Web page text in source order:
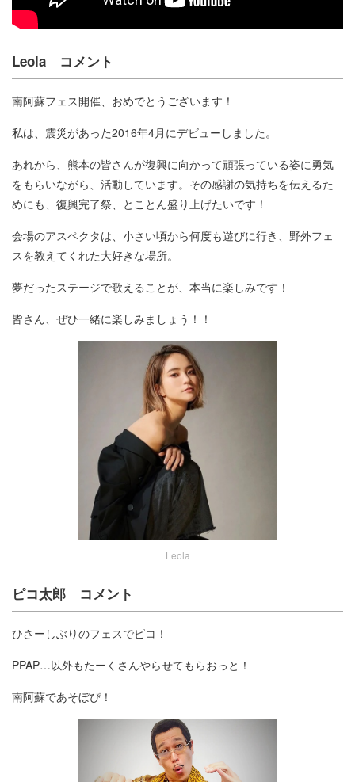
Leola コメント
南阿蘇フェス開催、おめでとうございます！
私は、震災があった2016年4月にデビューしました。
あれから、熊本の皆さんが復興に向かって頑張っている姿に勇気
をもらいながら、活動しています。その感謝の気持ちを伝えるた
めにも、復興完了祭、とことん盛り上げたいです！
会場のアスペクタは、小さい頃から何度も遊びに行き、野外フェ
スを教えてくれた大好きな場所。
夢だったステージで歌えることが、本当に楽しみです！
皆さん、ぜひ一緒に楽しみましょう！！
Leola
ピコ太郎 コメント
ひさーしぶりのフェスでピコ！
PPAP…以外もたーくさんやらせてもらおっと！
南阿蘇であそぼぴ！